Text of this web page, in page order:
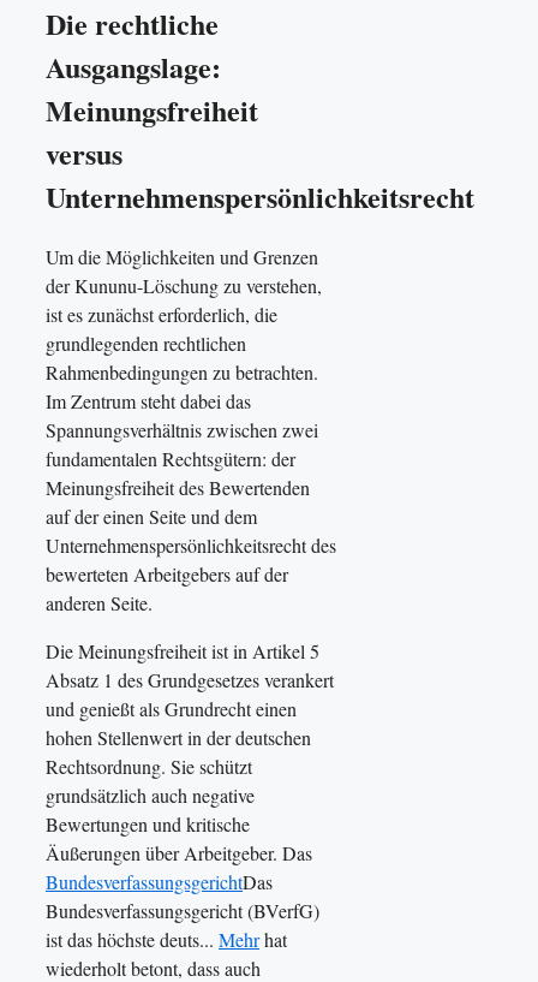
Die rechtliche
Ausgangslage:
Meinungsfreiheit
versus
Unternehmenspersönlichkeitsrecht
Um die Möglichkeiten und Grenzen
der Kununu-Löschung zu verstehen,
ist es zunächst erforderlich, die
grundlegenden rechtlichen
Rahmenbedingungen zu betrachten.
Im Zentrum steht dabei das
Spannungsverhältnis zwischen zwei
fundamentalen Rechtsgütern: der
Meinungsfreiheit des Bewertenden
auf der einen Seite und dem
Unternehmenspersönlichkeitsrecht des
bewerteten Arbeitgebers auf der
anderen Seite.
Die Meinungsfreiheit ist in Artikel 5
Absatz 1 des Grundgesetzes verankert
und genießt als Grundrecht einen
hohen Stellenwert in der deutschen
Rechtsordnung. Sie schützt
grundsätzlich auch negative
Bewertungen und kritische
Äußerungen über Arbeitgeber. Das
BundesverfassungsgerichtDas
Bundesverfassungsgericht (BVerfG)
ist das höchste deuts... Mehrhat
wiederholt betont, dass auch